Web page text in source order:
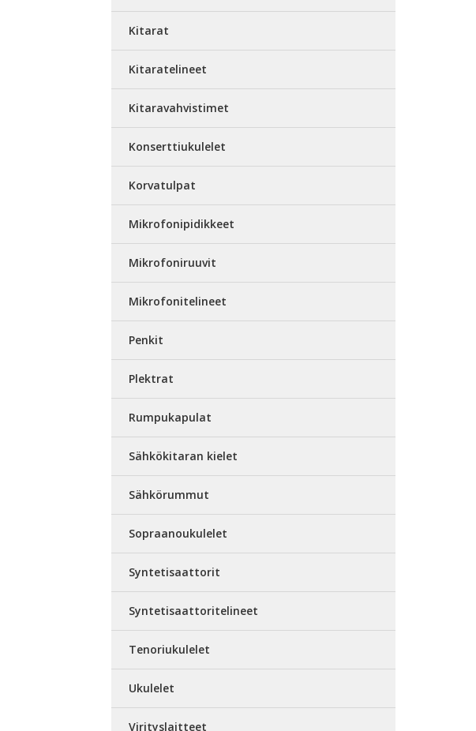
Kitarat
Kitaratelineet
Kitaravahvistimet
Konserttiukulelet
Korvatulpat
Mikrofonipidikkeet
Mikrofoniruuvit
Mikrofonitelineet
Penkit
Plektrat
Rumpukapulat
Sähkökitaran kielet
Sähkörummut
Sopraanoukulelet
Syntetisaattorit
Syntetisaattoritelineet
Tenoriukulelet
Ukulelet
Virityslaitteet